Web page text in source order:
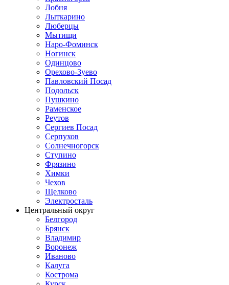
Лобня
Лыткарино
Люберцы
Мытищи
Наро-Фоминск
Ногинск
Одинцово
Орехово-Зуево
Павловский Посад
Подольск
Пушкино
Раменское
Реутов
Сергиев Посад
Серпухов
Солнечногорск
Ступино
Фрязино
Химки
Чехов
Щелково
Электросталь
Центральный округ
Белгород
Брянск
Владимир
Воронеж
Иваново
Калуга
Кострома